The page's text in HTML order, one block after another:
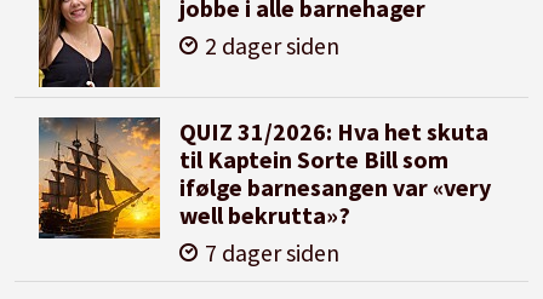
jobbe i alle barnehager
2 dager siden
QUIZ 31/2026: Hva het skuta
til Kaptein Sorte Bill som
ifølge barnesangen var «very
well bekrutta»?
7 dager siden